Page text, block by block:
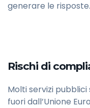
generare le risposte.
Rischi di
Molti servizi
fuori dall’Unione